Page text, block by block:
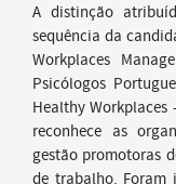
A distinção
sequência da
Workplaces
Psicólogos
Healthy Workplaces
reconhece as
gestão promotoras
de trabalho. Foram